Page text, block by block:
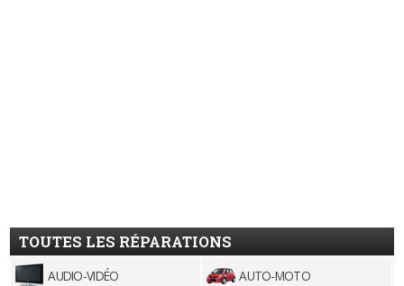
TOUTES LES RÉPARATIONS
AUDIO-VIDÉO AUTO-MOTO